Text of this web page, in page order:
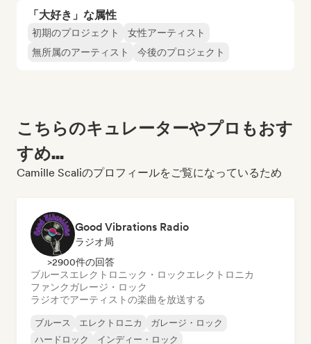
「大好き」な属性
初期のプロジェクト
女性アーティスト
無所属のアーティスト
今後のプロジェクト
こちらのキュレーターやプロもおす
すめ...
Camille Scaliのプロフィールをご覧になっているため
Good Vibrations Radio
ラジオ局
>2900件の回答
ブルースエレクトロニック・ロックエレクトロニカ
ファンクガレージ・ロック
ラジオでアーティストの楽曲を放送する
ブルース エレクトロニカ
ガレージ・ロック
ハードロック
インディー・ロック